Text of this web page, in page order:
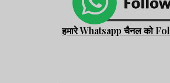
हमारे Whatsapp चैनल को